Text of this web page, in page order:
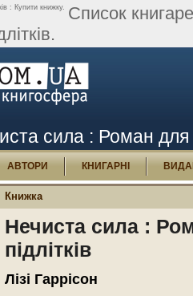
: Купити книжку. Список
сила : Роман для
АВТОРИ КНИГАРНІ
Книжка
Нечиста сила :
підлітків
Лізі Гаррісон